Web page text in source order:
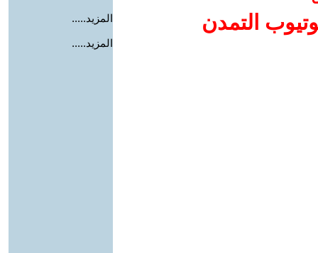
التمدن
المزيد.....
المزيد.....